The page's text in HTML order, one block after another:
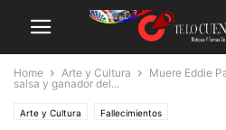
Home Arte y Cultura
Muere Eddie
salsa y ganador del...
Arte y Cultura Fallecimientos